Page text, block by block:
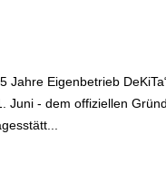
Jahre Eigenbetrieb
Juni - dem offiziellen